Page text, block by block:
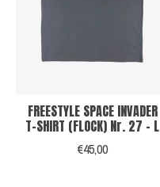
FREESTYLE SPACE INVADER
T-SHIRT (FLOCK) Nr. 27 - L
€45,00